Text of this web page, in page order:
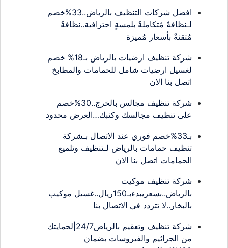
افضل شركات التنظيف بالرياض..33%خصم
لـنظافةٌ مُتكاملةٌ بلمسةٍ احترافية..نظافةٌ
مُتقنةٌ بأسعار مُميزة
شركة تنظيف ارضيات بالرياض بـ18% خصم
لغسيل ارضيات شامل للحمامات والمطابخ
اتصل بنا الان
شركة تنظيف مجالس بالخرج..30%خصم
على تنظيف مجالسك وكنبك…العرض محدود
بـ33%خصم فوري عند الاتصال بـشركة
تنظيف حمامات بالرياض لـتنظيف وتلميع
الحمامات اتصل بنا الان
شركة تنظيف موكيت
بالرياض..بسعريبدءبـ150ريال..غسيل موكيب
بالبخار..لا تتردد في الاتصال بنا
شركة تنظيف وتعقيم بالرياض24/7|لحمايتك
من الجراثيم والفيروسات بضمان